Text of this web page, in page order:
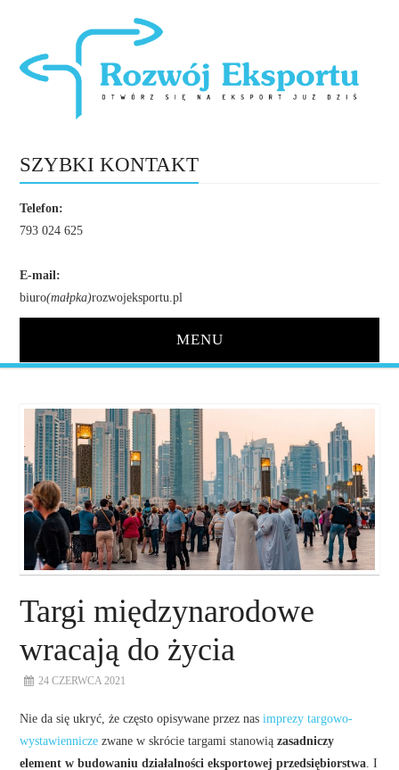
SZYBKI KONTAKT
Telefon:
793 024 625
E-mail:
biuro(małpka)rozwojeksportu.pl
MENU
O NAS
NASZE USŁUGI
DORADZTWO
KONTAKT
Targi międzynarodowe
wracają do życia
24 CZERWCA 2021
Nie da się ukryć, że często opisywane przez nasimprezy targowo-
wystawiennicze zwane w skrócie targami stanowiązasadniczy
element w budowaniu działalności eksportowej przedsiębiorstwa. I